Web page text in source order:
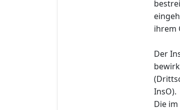
ihrem
Der
InsO).
Die